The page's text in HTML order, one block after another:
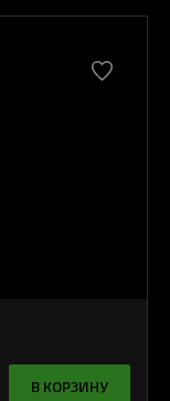
В КОРЗИНУ